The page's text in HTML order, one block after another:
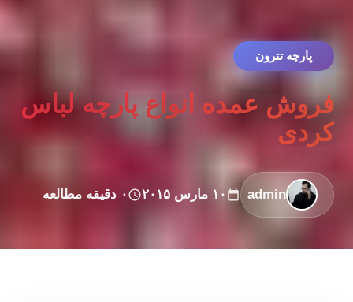
پارچه تترون
فروش عمده انواع پارچه لباس
کردی
admin ۱۰ مارس ۲۰۱۵ ۰ دقیقه مطالعه